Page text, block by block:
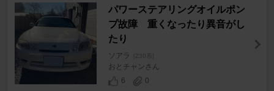
パワーステアリングオイルポン
プ故障 重くなったり異音がし
たり
ソアラ [Z30系]
おとチャンさん
6
0